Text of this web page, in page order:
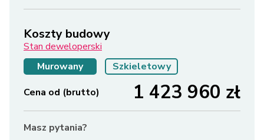
Koszty budowy
Stan deweloperski
Murowany
Szkieletowy
Cena od (brutto) 1 423 960 zł
Masz pytania?